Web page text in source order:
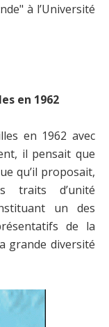
à l’Université
en 1962
en 1962 avec
il pensait que
qu’il proposait,
traits d’unité
un des
de la
grande diversité